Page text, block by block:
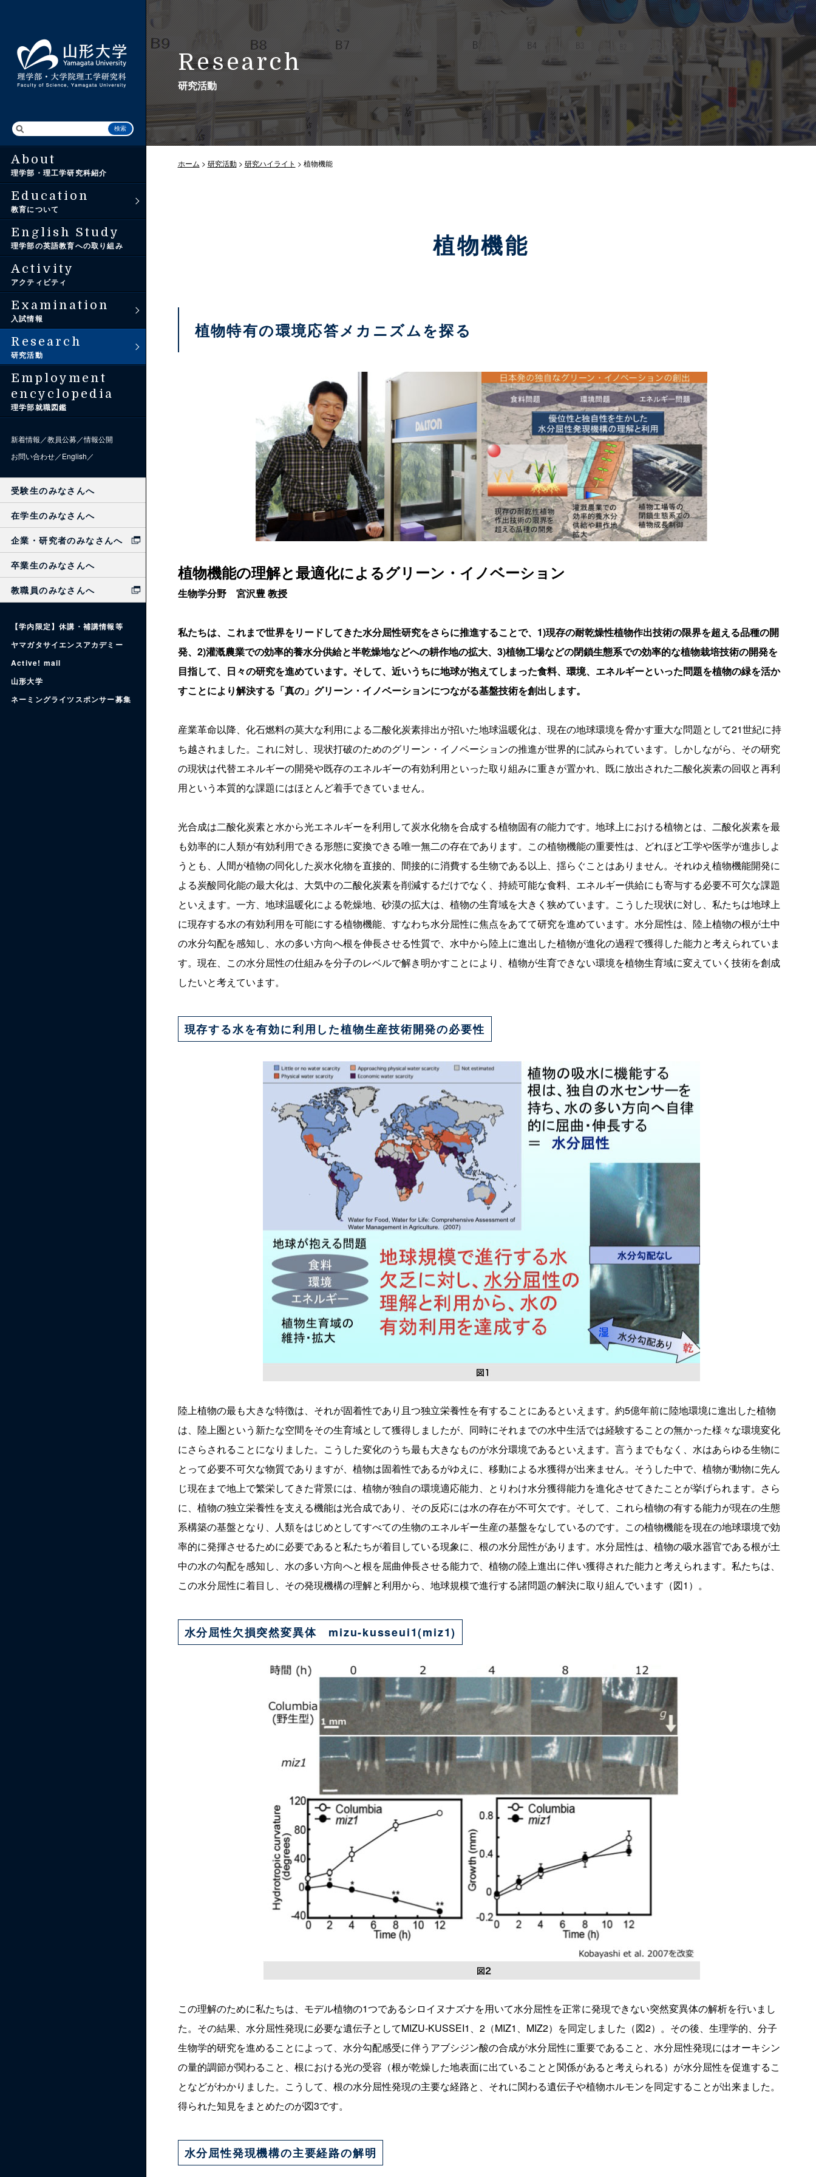
About
理学部・理工学研究科紹介
Education
教育について
入学から卒業まで
3つの教育ポリシー
卒業後の進路
English Study
理学部の英語教育への取り組み
Activity
アクティビティ
Examination
入試情報
アドミッション・
ポリシー
理学部入試情報
大学院理工学研究科
入試情報
過去問題
Research
研究活動
トップ（研究ニュース）
研究ハイライト
教員紹介
理学部アンバサダー
Employment
encyclopedia
理学部就職図鑑
新着情報 教員公募
情報公開
お問い合わせ
English
受験生のみなさんへ
在学生のみなさんへ
企業・研究者のみなさんへ
卒業生のみなさんへ
教職員のみなさんへ
【学内限定】休講・補講情報等
ヤマガタサイエンスアカデミー
Active! mail
山形大学
ネーミングライツスポンサー募集
Research
研究活動
ホーム > 研究活動> 研究ハイライト > 植物機能
植物機能
植物特有の環境応答メカニズムを探る
植物機能の理解と最適化によるグリーン・イノベーション
生物学分野 宮沢豊 教授
私たちは、これまで世界をリードしてきた水分屈性研究をさらに推進することで、1)現存の耐乾燥性植物作出技術の限界を超える品種の開
発、2)灌漑農業での効率的養水分供給と半乾燥地などへの耕作地の拡大、3)植物工場などの閉鎖生態系での効率的な植物栽培技術の開発を
目指して、日々の研究を進めています。そして、近いうちに地球が抱えてしまった食料、環境、エネルギーといった問題を植物の緑を活か
すことにより解決する「真の」グリーン・イノベーションにつながる基盤技術を創出します。
産業革命以降、化石燃料の莫大な利用による二酸化炭素排出が招いた地球温暖化は、現在の地球環境を脅かす重大な問題として21世紀に持
ち越されました。これに対し、現状打破のためのグリーン・イノベーションの推進が世界的に試みられています。しかしながら、その研究
の現状は代替エネルギーの開発や既存のエネルギーの有効利用といった取り組みに重きが置かれ、既に放出された二酸化炭素の回収と再利
用という本質的な課題にはほとんど着手できていません。
光合成は二酸化炭素と水から光エネルギーを利用して炭水化物を合成する植物固有の能力です。地球上における植物とは、二酸化炭素を最
も効率的に人類が有効利用できる形態に変換できる唯一無二の存在であります。この植物機能の重要性は、どれほど工学や医学が進歩しよ
うとも、人間が植物の同化した炭水化物を直接的、間接的に消費する生物である以上、揺らぐことはありません。それゆえ植物機能開発に
よる炭酸同化能の最大化は、大気中の二酸化炭素を削減するだけでなく、持続可能な食料、エネルギー供給にも寄与する必要不可欠な課題
といえます。一方、地球温暖化による乾燥地、砂漠の拡大は、植物の生育域を大きく狭めています。こうした現状に対し、私たちは地球上
に現存する水の有効利用を可能にする植物機能、すなわち水分屈性に焦点をあてて研究を進めています。水分屈性は、陸上植物の根が土中
の水分勾配を感知し、水の多い方向へ根を伸長させる性質で、水中から陸上に進出した植物が進化の過程で獲得した能力と考えられていま
す。現在、この水分屈性の仕組みを分子のレベルで解き明かすことにより、植物が生育できない環境を植物生育域に変えていく技術を創成
したいと考えています。
現存する水を有効に利用した植物生産技術開発の必要性
陸上植物の最も大きな特徴は、それが固着性であり且つ独立栄養性を有することにあるといえます。約5億年前に陸地環境に進出した植物
は、陸上圏という新たな空間をその生育域として獲得しましたが、同時にそれまでの水中生活では経験することの無かった様々な環境変化
にさらされることになりました。こうした変化のうち最も大きなものが水分環境であるといえます。言うまでもなく、水はあらゆる生物に
とって必要不可欠な物質でありますが、植物は固着性であるがゆえに、移動による水獲得が出来ません。そうした中で、植物が動物に先ん
じ現在まで地上で繁栄してきた背景には、植物が独自の環境適応能力、とりわけ水分獲得能力を進化させてきたことが挙げられます。さら
に、植物の独立栄養性を支える機能は光合成であり、その反応には水の存在が不可欠です。そして、これら植物の有する能力が現在の生態
系構築の基盤となり、人類をはじめとしてすべての生物のエネルギー生産の基盤をなしているのです。この植物機能を現在の地球環境で効
率的に発揮させるために必要であると私たちが着目している現象に、根の水分屈性があります。水分屈性は、植物の吸水器官である根が土
中の水の勾配を感知し、水の多い方向へと根を屈曲伸長させる能力で、植物の陸上進出に伴い獲得された能力と考えられます。私たちは、
この水分屈性に着目し、その発現機構の理解と利用から、地球規模で進行する諸問題の解決に取り組んでいます（図1）。
水分屈性欠損突然変異体 mizu-kusseui1(miz1)
この理解のために私たちは、モデル植物の1つであるシロイヌナズナを用いて水分屈性を正常に発現できない突然変異体の解析を行いまし
た。その結果、水分屈性発現に必要な遺伝子としてMIZU-KUSSEI1、2（MIZ1、MIZ2）を同定しました（図2）。その後、生理学的、分子
生物学的研究を進めることによって、水分勾配感受に伴うアブシジン酸の合成が水分屈性に重要であること、水分屈性発現にはオーキシン
の量的調節が関わること、根における光の受容（根が乾燥した地表面に出ていることと関係があると考えられる）が水分屈性を促進するこ
となどがわかりました。こうして、根の水分屈性発現の主要な経路と、それに関わる遺伝子や植物ホルモンを同定することが出来ました。
得られた知見をまとめたのが図3です。
水分屈性発現機構の主要経路の解明